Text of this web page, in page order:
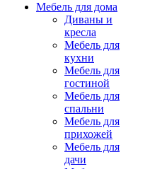
Мебель для дома
Диваны и
кресла
Мебель для
кухни
Мебель для
гостиной
Мебель для
спальни
Мебель для
прихожей
Мебель для
дачи